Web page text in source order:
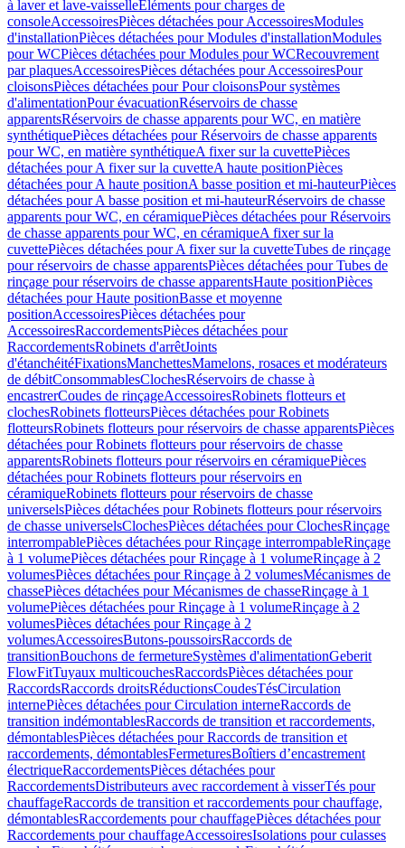
à laver et lave-vaisselleEléments pour charges de
consoleAccessoiresPièces détachées pour AccessoiresModules
d'installationPièces détachées pour Modules d'installationModules
pour WCPièces détachées pour Modules pour WCRecouvrement
par plaquesAccessoiresPièces détachées pour AccessoiresPour
cloisonsPièces détachées pour Pour cloisonsPour systèmes
d'alimentationPour évacuationRéservoirs de chasse
apparentsRéservoirs de chasse apparents pour WC, en matière
synthétiquePièces détachées pour Réservoirs de chasse apparents
pour WC, en matière synthétiqueA fixer sur la cuvettePièces
détachées pour A fixer sur la cuvetteA haute positionPièces
détachées pour A haute positionA basse position et mi-hauteurPièces
détachées pour A basse position et mi-hauteurRéservoirs de chasse
apparents pour WC, en céramiquePièces détachées pour Réservoirs
de chasse apparents pour WC, en céramiqueA fixer sur la
cuvettePièces détachées pour A fixer sur la cuvetteTubes de rinçage
pour réservoirs de chasse apparentsPièces détachées pour Tubes de
rinçage pour réservoirs de chasse apparentsHaute positionPièces
détachées pour Haute positionBasse et moyenne
positionAccessoiresPièces détachées pour
AccessoiresRaccordementsPièces détachées pour
RaccordementsRobinets d'arrêtJoints
d'étanchéitéFixationsManchettesMamelons, rosaces et modérateurs
de débitConsommablesClochesRéservoirs de chasse à
encastrerCoudes de rinçageAccessoiresRobinets flotteurs et
clochesRobinets flotteursPièces détachées pour Robinets
flotteursRobinets flotteurs pour réservoirs de chasse apparentsPièces
détachées pour Robinets flotteurs pour réservoirs de chasse
apparentsRobinets flotteurs pour réservoirs en céramiquePièces
détachées pour Robinets flotteurs pour réservoirs en
céramiqueRobinets flotteurs pour réservoirs de chasse
universelsPièces détachées pour Robinets flotteurs pour réservoirs
de chasse universelsClochesPièces détachées pour ClochesRinçage
interrompablePièces détachées pour Rinçage interrompableRinçage
à 1 volumePièces détachées pour Rinçage à 1 volumeRinçage à 2
volumesPièces détachées pour Rinçage à 2 volumesMécanismes de
chassePièces détachées pour Mécanismes de chasseRinçage à 1
volumePièces détachées pour Rinçage à 1 volumeRinçage à 2
volumesPièces détachées pour Rinçage à 2
volumesAccessoiresButons-poussoirsRaccords de
transitionBouchons de fermetureSystèmes d'alimentationGeberit
FlowFitTuyaux multicouchesRaccordsPièces détachées pour
RaccordsRaccords droitsRéductionsCoudesTésCirculation
internePièces détachées pour Circulation interneRaccords de
transition indémontablesRaccords de transition et raccordements,
démontablesPièces détachées pour Raccords de transition et
raccordements, démontablesFermeturesBoîtiers d’encastrement
électriqueRaccordementsPièces détachées pour
RaccordementsDistributeurs avec raccordement à visserTés pour
chauffageRaccords de transition et raccordements pour chauffage,
démontablesRaccordements pour chauffagePièces détachées pour
Raccordements pour chauffageAccessoiresIsolations pour culasses